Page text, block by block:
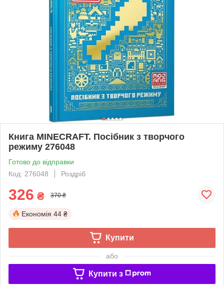
Книга MINECRAFT. Посібник з творчого
режиму 276048
Готово до відправки
Код: 276048
Роздріб
326 ₴ 370 ₴
Економія 44 ₴
Купити
або
Купити з